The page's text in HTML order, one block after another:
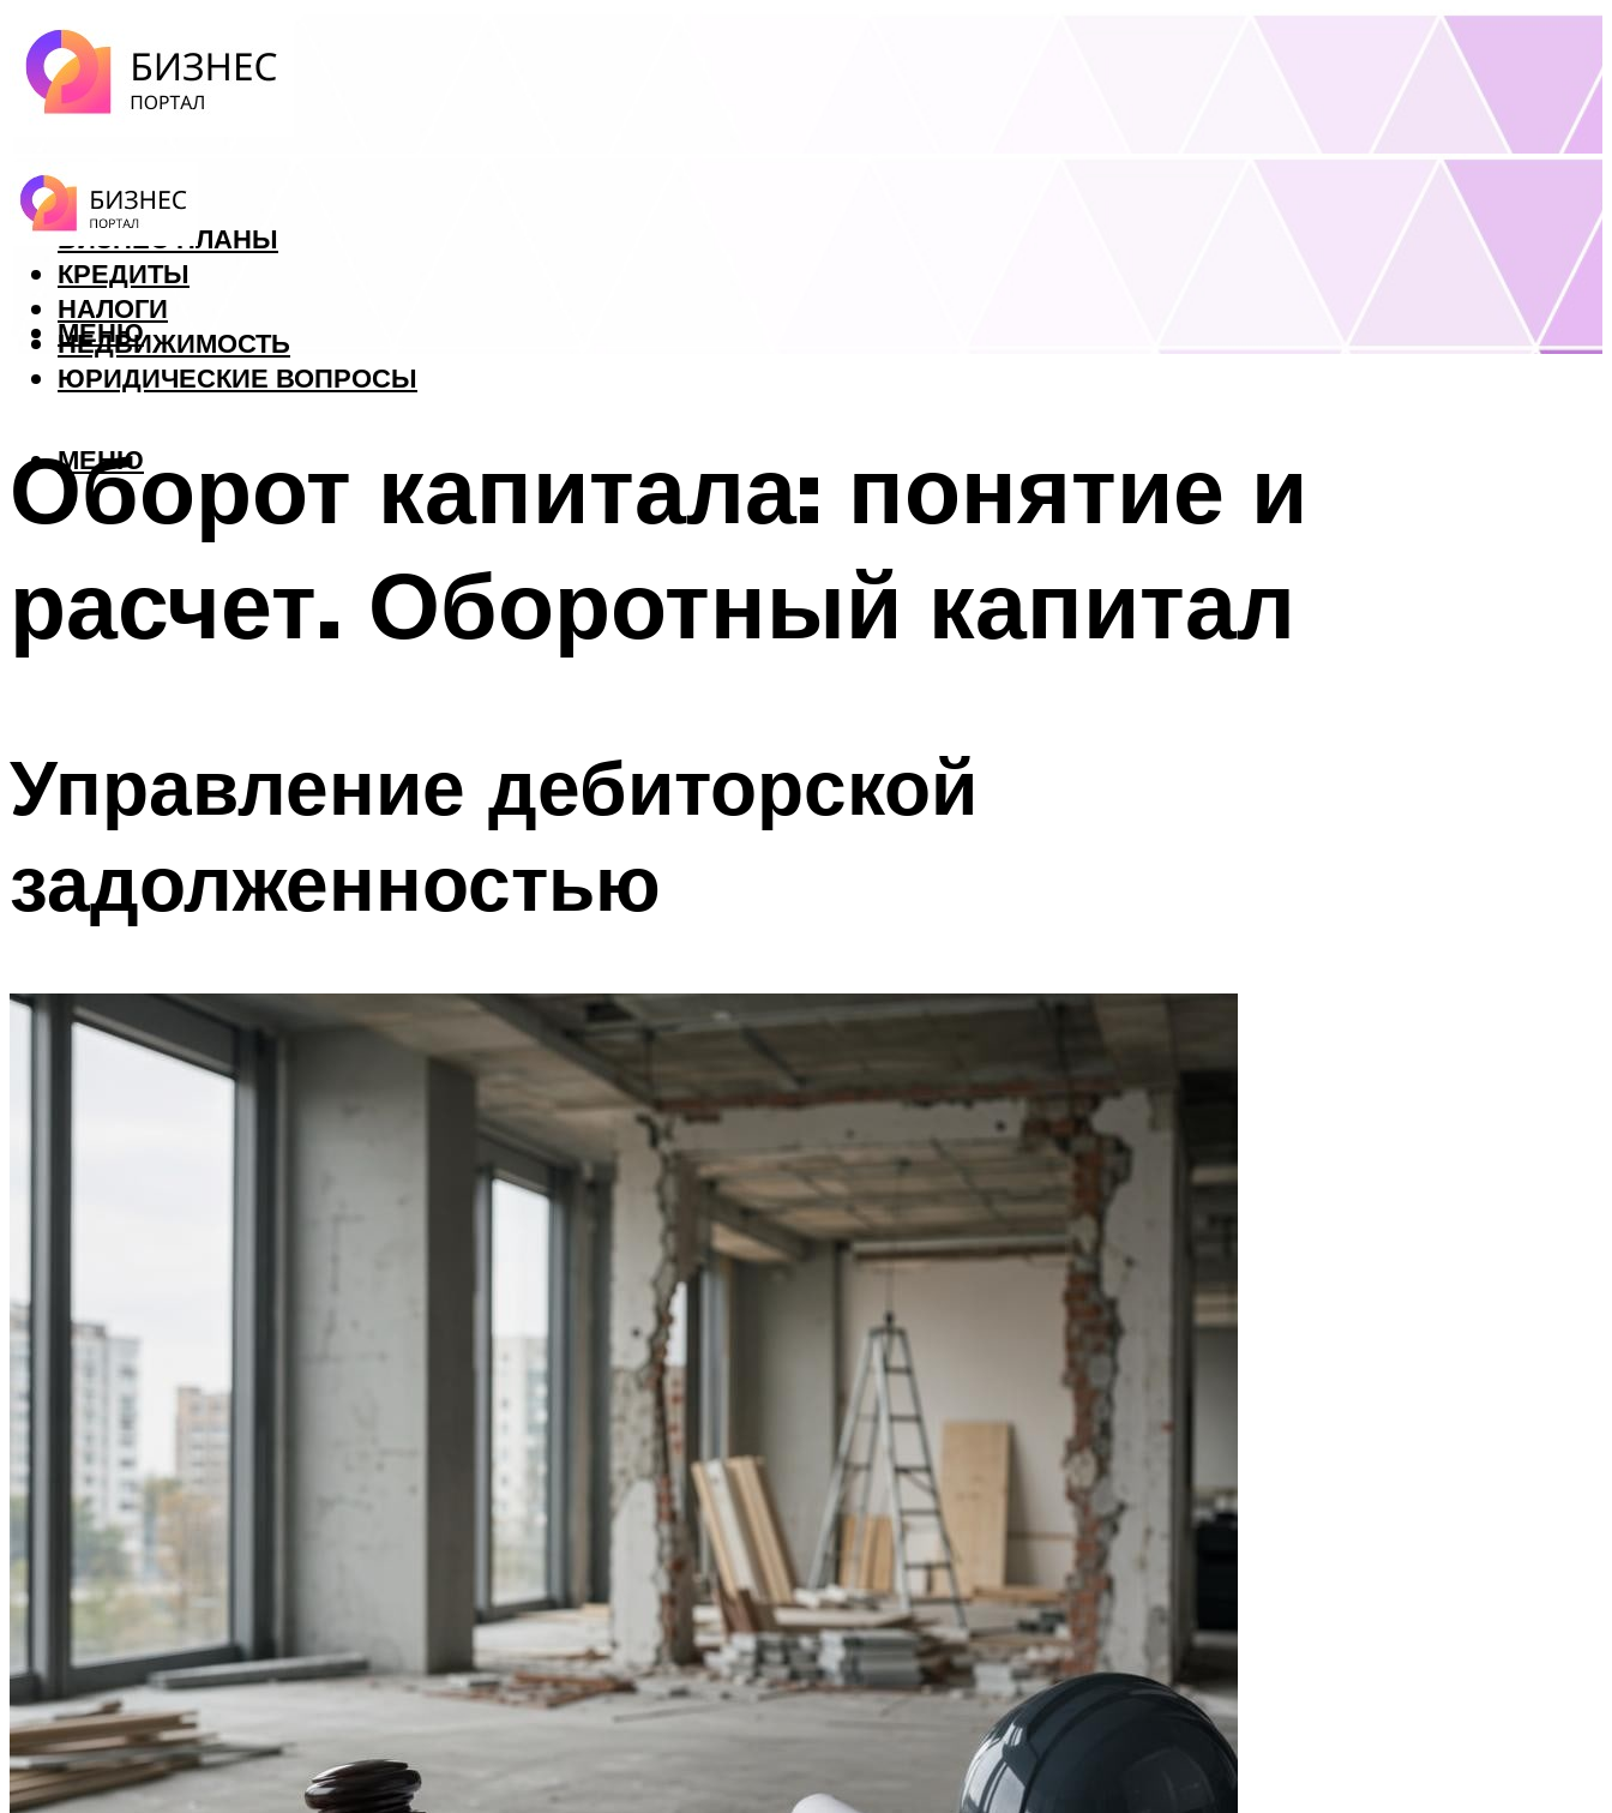
ФОРЕКС
БИЗНЕС ПЛАНЫ
КРЕДИТЫ
НАЛОГИ
НЕДВИЖИМОСТЬ
ЮРИДИЧЕСКИЕ ВОПРОСЫ
МЕНЮ
МЕНЮ
Оборот капитала: понятие и
расчет. Оборотный капитал
Управление дебиторской
задолженностью